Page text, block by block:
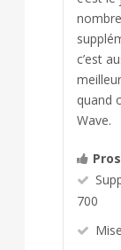
c’est
quand
Wave.
Pros
700